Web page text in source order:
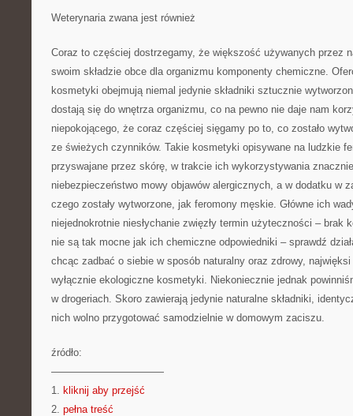
Weterynaria zwana jest również
Coraz to częściej dostrzegamy, że większość używanych przez
swoim składzie obce dla organizmu komponenty chemiczne.
kosmetyki obejmują niemal jedynie składniki sztucznie
dostają się do wnętrza organizmu, co na pewno nie daje nam
niepokojącego, że coraz częściej sięgamy po to, co zostało
ze świeżych czynników. Takie kosmetyki opisywane na ludzkie
przyswajane przez skórę, w trakcie ich wykorzystywania
niebezpieczeństwo mowy objawów alergicznych, a w dodatku w
czego zostały wytworzone, jak feromony męskie. Główne ich
niejednokrotnie niesłychanie zwięzły termin użyteczności – brak
nie są tak mocne jak ich chemiczne odpowiedniki – sprawdź
chcąc zadbać o siebie w sposób naturalny oraz zdrowy,
wyłącznie ekologiczne kosmetyki. Niekoniecznie jednak
w drogeriach. Skoro zawierają jedynie naturalne składniki,
nich wolno przygotować samodzielnie w domowym zaciszu.
źródło:
———————————
1. kliknij aby przejść
2. pełna treść